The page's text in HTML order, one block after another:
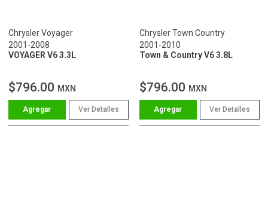
Chrysler Voyager
2001-2008
VOYAGER V6 3.3L
$796.00 MXN
Ver Detalles
Chrysler Town Country
2001-2010
Town & Country V6 3.8L
$796.00 MXN
Ver Detalles